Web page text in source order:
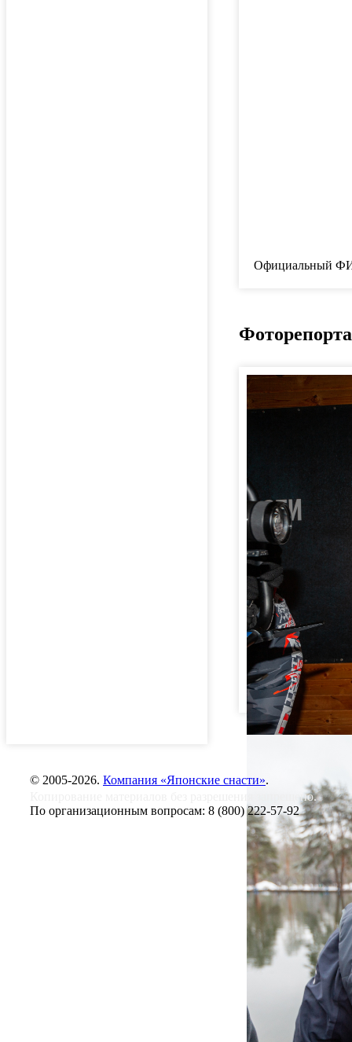
Официальный
© 2005-2026. Компания «Японские снасти».
Копирование материалов без разрешения запрещено.
По организационным вопросам: 8 (800) 222-57-92